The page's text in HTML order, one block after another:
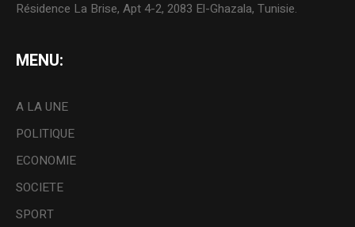
Résidence La Brise, Apt 4-2, 2083 El-Ghazala, Tunisie.
MENU:
A LA UNE
POLITIQUE
ECONOMIE
SOCIETE
SPORT